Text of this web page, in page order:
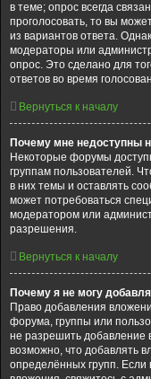
в теме; опрос всегда
проголосовать, то вы
из вариантов ответа.
модераторы или
опрос. Это сделано для
ответов во время
Вернуться к началу
Почему мне недоступны
Некоторые форумы
группам пользователей.
в них темы и оставлять
может потребоваться
модератором или
разрешения.
Вернуться к началу
Почему я не могу
Право добавления
форума, группы или
не разрешить добавление
возможно, что добавлять
определённых групп.